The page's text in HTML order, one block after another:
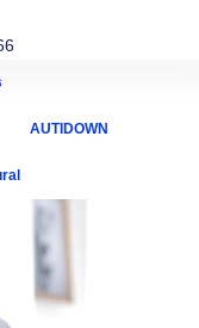
AUTIDOWN